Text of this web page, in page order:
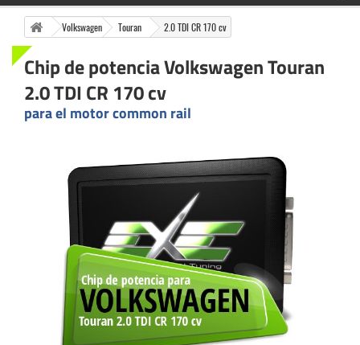
Volkswagen Touran 2.0 TDI CR 170 cv
Chip de potencia Volkswagen Touran
2.0 TDI CR 170 cv
para el motor common rail